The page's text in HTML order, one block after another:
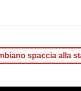
alla stazione